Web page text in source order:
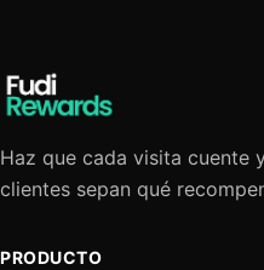
Haz que cada visita cuente
clientes sepan qué
PRODUCTO